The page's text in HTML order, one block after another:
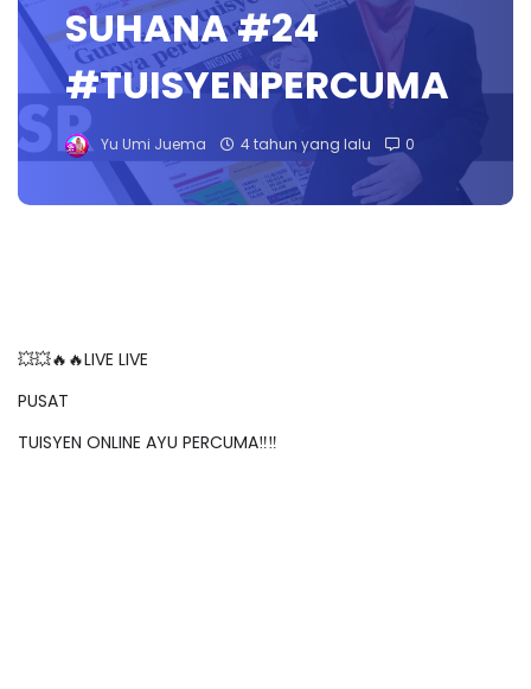
SUHANA #24
#TUISYENPERCUMA
Yu Umi Juema 4 tahun yang lalu 0
💥💥🔥🔥LIVE LIVE
PUSAT
TUISYEN ONLINE AYU PERCUMA‼️‼️